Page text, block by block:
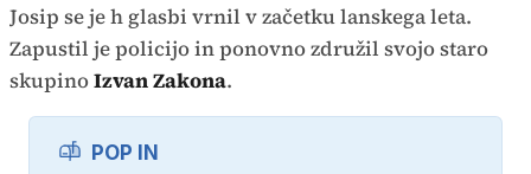
Josip se je h glasbi vrnil v začetku lanskega leta.
Zapustil je policijo in ponovno združil svojo staro
skupinoIzvan Zakona.
POP IN